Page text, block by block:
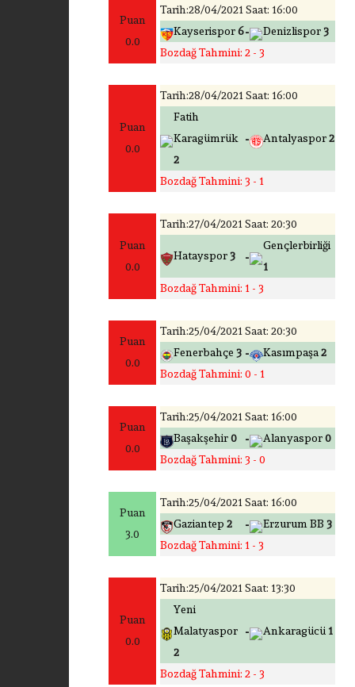
Puan
0.0
Tarih:28/04/2021 Saat: 16:00
Kayserispor6- Denizlispor3
Bozdağ Tahmini: 2 - 3
Puan
0.0
Tarih:28/04/2021 Saat: 16:00
Fatih
Karagümrük
2
- Antalyaspor2
Bozdağ Tahmini: 3 - 1
Puan
0.0
Tarih:27/04/2021 Saat: 20:30
Hatayspor3 -
Gençlerbirliği
1
Bozdağ Tahmini: 1 - 3
Puan
0.0
Tarih:25/04/2021 Saat: 20:30
Fenerbahçe 3 - Kasımpaşa2
Bozdağ Tahmini: 0 - 1
Puan
0.0
Tarih:25/04/2021 Saat: 16:00
Başakşehir0 - Alanyaspor0
Bozdağ Tahmini: 3 - 0
Puan
3.0
Tarih:25/04/2021 Saat: 16:00
Gaziantep 2 - Erzurum BB 3
Bozdağ Tahmini: 1 - 3
Puan
0.0
Tarih:25/04/2021 Saat: 13:30
Yeni
Malatyaspor
2
- Ankaragücü 1
Bozdağ Tahmini: 2 - 3